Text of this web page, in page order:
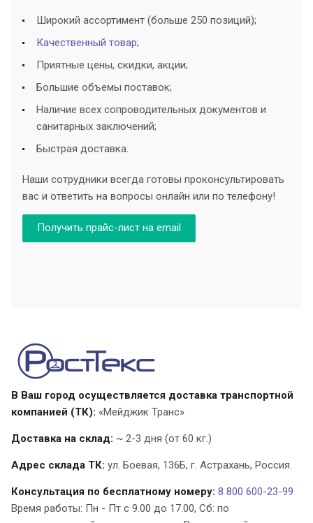
Широкий ассортимент (больше 250 позиций);
Качественный товар;
Приятные цены, скидки, акции;
Большие объемы поставок;
Наличие всех сопроводительных документов и
санитарных заключений;
Быстрая доставка.
Наши сотрудники всегда готовы проконсультировать
вас и ответить на вопросы онлайн или по телефону!
Получить прайс-лист на email
В Ваш город осуществляется доставка транспортной
компанией (ТК): «Мейджик Транс»
Доставка на склад: ~ 2-3 дня (от 60 кг.)
Адрес склада ТК: ул. Боевая, 136Б, г. Астрахань, Россия.
Консультация по бесплатному номеру: 8 800 600-23-99
Время работы: Пн - Пт с 9.00 до 17.00, Cб: по